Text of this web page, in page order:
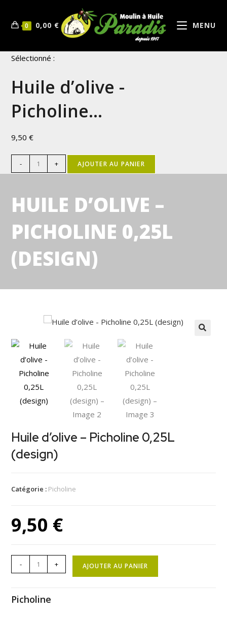
0 0,00 € MENU
Sélectionné :
Huile d’olive -
Picholine…
9,50€
- + AJOUTER AU PANIER
HUILE D’OLIVE –
PICHOLINE 0,25L
(DESIGN)
Huile d’olive – Picholine 0,25L
(design)
Catégorie : Picholine
9,50 €
- + AJOUTER AU PANIER
Picholine